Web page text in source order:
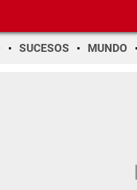
SUCESOS MUNDO